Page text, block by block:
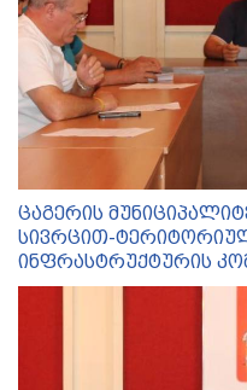
ცაგერის
სივრცით-
ინფრასტრუქტურის